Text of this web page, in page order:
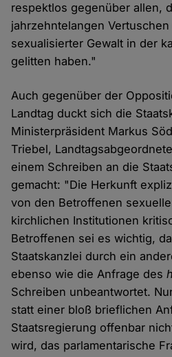
respektlos gegenüber allen,
jahrzehntelangen
sexualisierter Gewalt in der
gelitten haben."
Auch gegenüber der
Landtag duckt sich die
Ministerpräsident Markus
Triebel,
einem Schreiben an die
gemacht: "Die Herkunft
von den Betroffenen
kirchlichen Institutionen
Betroffenen sei es wichtig,
Staatskanzlei durch ein
ebenso wie die Anfrage des
Schreiben unbeantwortet.
statt einer bloß brieflichen
Staatsregierung offenbar
wird, das parlamentarische